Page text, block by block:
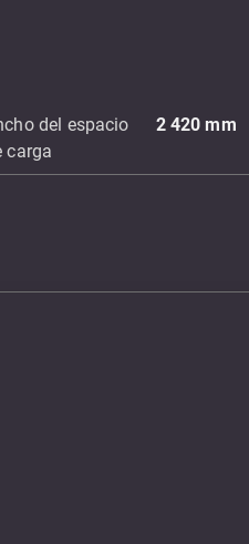
del espacio
carga
2 420mm